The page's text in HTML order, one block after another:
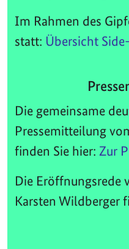
Im Rahmen des
statt: Übersicht
Die gemeinsame
Pressemitteilung
finden Sie hier: Zur
Die Eröffnungsrede
Karsten Wildberger